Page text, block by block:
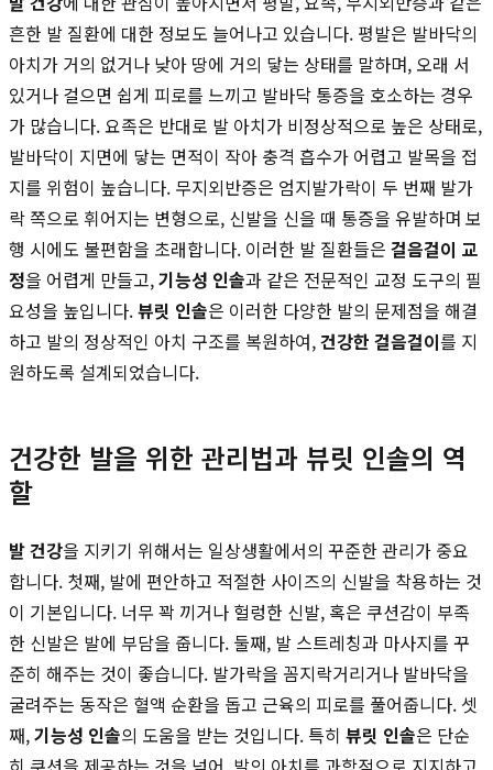
흔한 발 질환에 대한 정보도 늘어나고 있습니다. 평발은 발바닥의
아치가 거의 없거나 낮아 땅에 거의 닿는 상태를 말하며, 오래 서
있거나 걸으면 쉽게 피로를 느끼고 발바닥 통증을 호소하는 경우
가 많습니다. 요족은 반대로 발 아치가 비정상적으로 높은 상태로,
발바닥이 지면에 닿는 면적이 작아 충격 흡수가 어렵고 발목을 접
지를 위험이 높습니다. 무지외반증은 엄지발가락이 두 번째 발가
락 쪽으로 휘어지는 변형으로, 신발을 신을 때 통증을 유발하며 보
행 시에도 불편함을 초래합니다. 이러한 발 질환들은 걸음걸이 교
정을 어렵게 만들고,기능성 인솔과 같은 전문적인 교정 도구의 필
요성을 높입니다.뷰릿 인솔은 이러한 다양한 발의 문제점을 해결
하고 발의 정상적인 아치 구조를 복원하여,건강한 걸음걸이를 지
원하도록 설계되었습니다.
건강한 발을 위한 관리법과 뷰릿 인솔의 역
할
발 건강을 지키기 위해서는 일상생활에서의 꾸준한 관리가 중요
합니다. 첫째, 발에 편안하고 적절한 사이즈의 신발을 착용하는 것
이 기본입니다. 너무 꽉 끼거나 헐렁한 신발, 혹은 쿠션감이 부족
한 신발은 발에 부담을 줍니다. 둘째, 발 스트레칭과 마사지를 꾸
준히 해주는 것이 좋습니다. 발가락을 꼼지락거리거나 발바닥을
굴려주는 동작은 혈액 순환을 돕고 근육의 피로를 풀어줍니다. 셋
째,기능성 인솔의 도움을 받는 것입니다. 특히 뷰릿 인솔은 단순